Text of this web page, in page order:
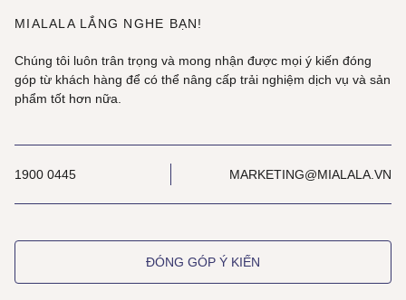
MIALALA LẮNG NGHE BẠN!
Chúng tôi luôn trân trọng và mong nhận được mọi ý kiến đóng
góp từ khách hàng để có thể nâng cấp trải nghiệm dịch vụ và sản
phẩm tốt hơn nữa.
1900 0445 MARKETING@MIALALA.VN
ĐÓNG GÓP Ý KIẾN